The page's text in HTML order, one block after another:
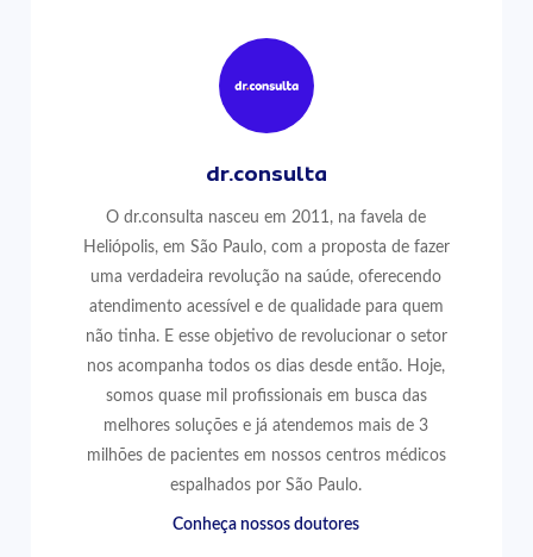
dr.consulta
O dr.consulta nasceu em 2011, na favela de
Heliópolis, em São Paulo, com a proposta de fazer
uma verdadeira revolução na saúde, oferecendo
atendimento acessível e de qualidade para quem
não tinha. E esse objetivo de revolucionar o setor
nos acompanha todos os dias desde então. Hoje,
somos quase mil profissionais em busca das
melhores soluções e já atendemos mais de 3
milhões de pacientes em nossos centros médicos
espalhados por São Paulo.
Conheça nossos doutores